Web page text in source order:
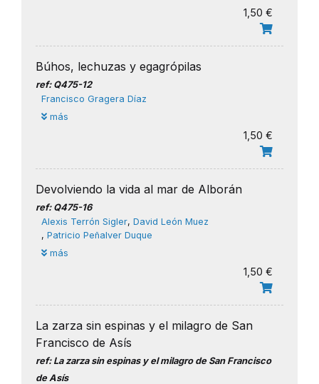
1,50 €
Búhos, lechuzas y egagrópilas
ref: Q475-12
Francisco Gragera Díaz
más
1,50 €
Devolviendo la vida al mar de Alborán
ref: Q475-16
​Alexis Terrón Sigler, David León Muez
, Patricio Peñalver Duque
más
1,50 €
La zarza sin espinas y el milagro de San
Francisco de Asís
ref: La zarza sin espinas y el milagro de San Francisco
de Asís